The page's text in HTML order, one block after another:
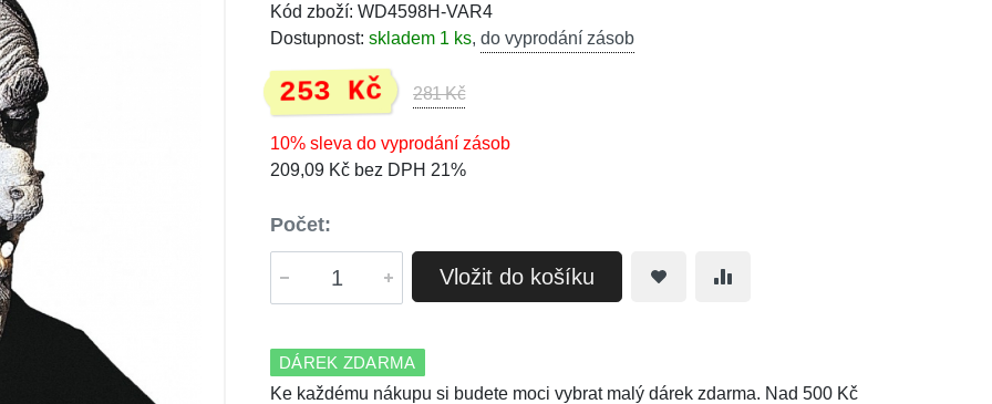
Kód zboží: WD4598H-VAR4
Dostupnost: skladem 1 ks, do vyprodání zásob
253 Kč 281 Kč
10% sleva do vyprodání zásob
209,09 Kč bez DPH 21%
Počet:
Vložit do košíku
DÁREK ZDARMA
Ke každému nákupu si budete moci vybrat malý dárek zdarma. Nad 500 Kč